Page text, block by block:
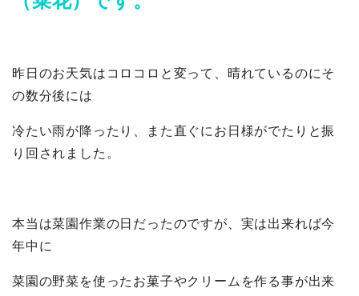
昨日のお天気はコロコロと変って、晴れているのにそ
の数分後には
冷たい雨が降ったり、また直ぐにお日様がでたりと振
り回されました。
本当は菜園作業の日だったのですが、実は出来れば今
年中に
菜園の野菜を使ったお菓子やクリームを作る事が出来